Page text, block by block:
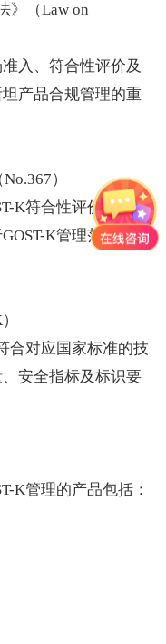
》（Law on
入、符合性评价及
产品合规管理的重
）
K符合性评价的产品
K管理范围的重
合对应国家标准的技
安全指标及标识要
K管理的产品包括：